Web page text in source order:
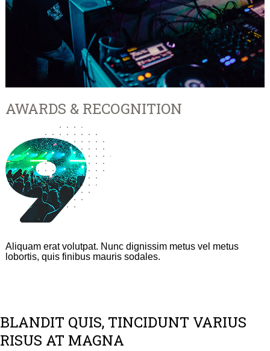
AWARDS & RECOGNITION
Aliquam erat volutpat. Nunc dignissim metus vel metus
lobortis, quis finibus mauris sodales.
BLANDIT QUIS, TINCIDUNT VARIUS
RISUS AT MAGNA